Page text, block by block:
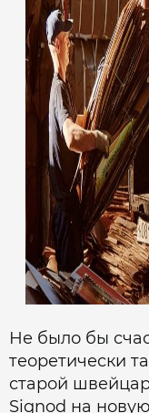
Не было бы
теоретически
старой
Signod на